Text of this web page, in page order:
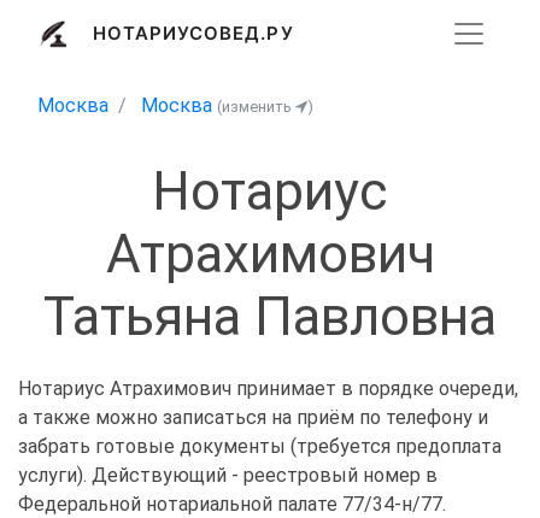
НОТАРИУСОВЕД.РУ
Москва Москва (изменить )
Нотариус
Атрахимович
Татьяна Павловна
Нотариус Атрахимович принимает в порядке очереди,
а также можно записаться на приём по телефону и
забрать готовые документы (требуется предоплата
услуги). Действующий - реестровый номер в
Федеральной нотариальной палате 77/34-н/77.